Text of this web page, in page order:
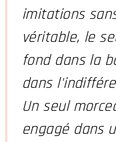
imitations
véritable, le
fond dans la
dans
Un seul
engagé dans